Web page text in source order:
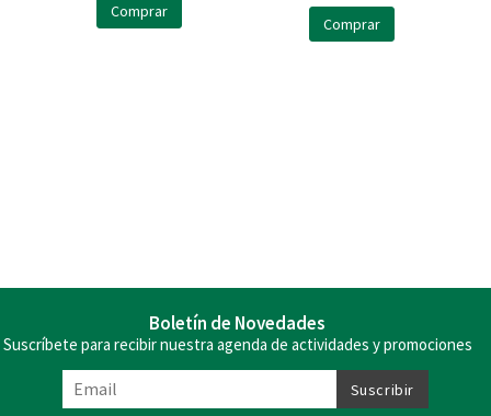
Comprar
Comprar
Boletín de Novedades
Suscríbete para recibir nuestra agenda de actividades y promociones